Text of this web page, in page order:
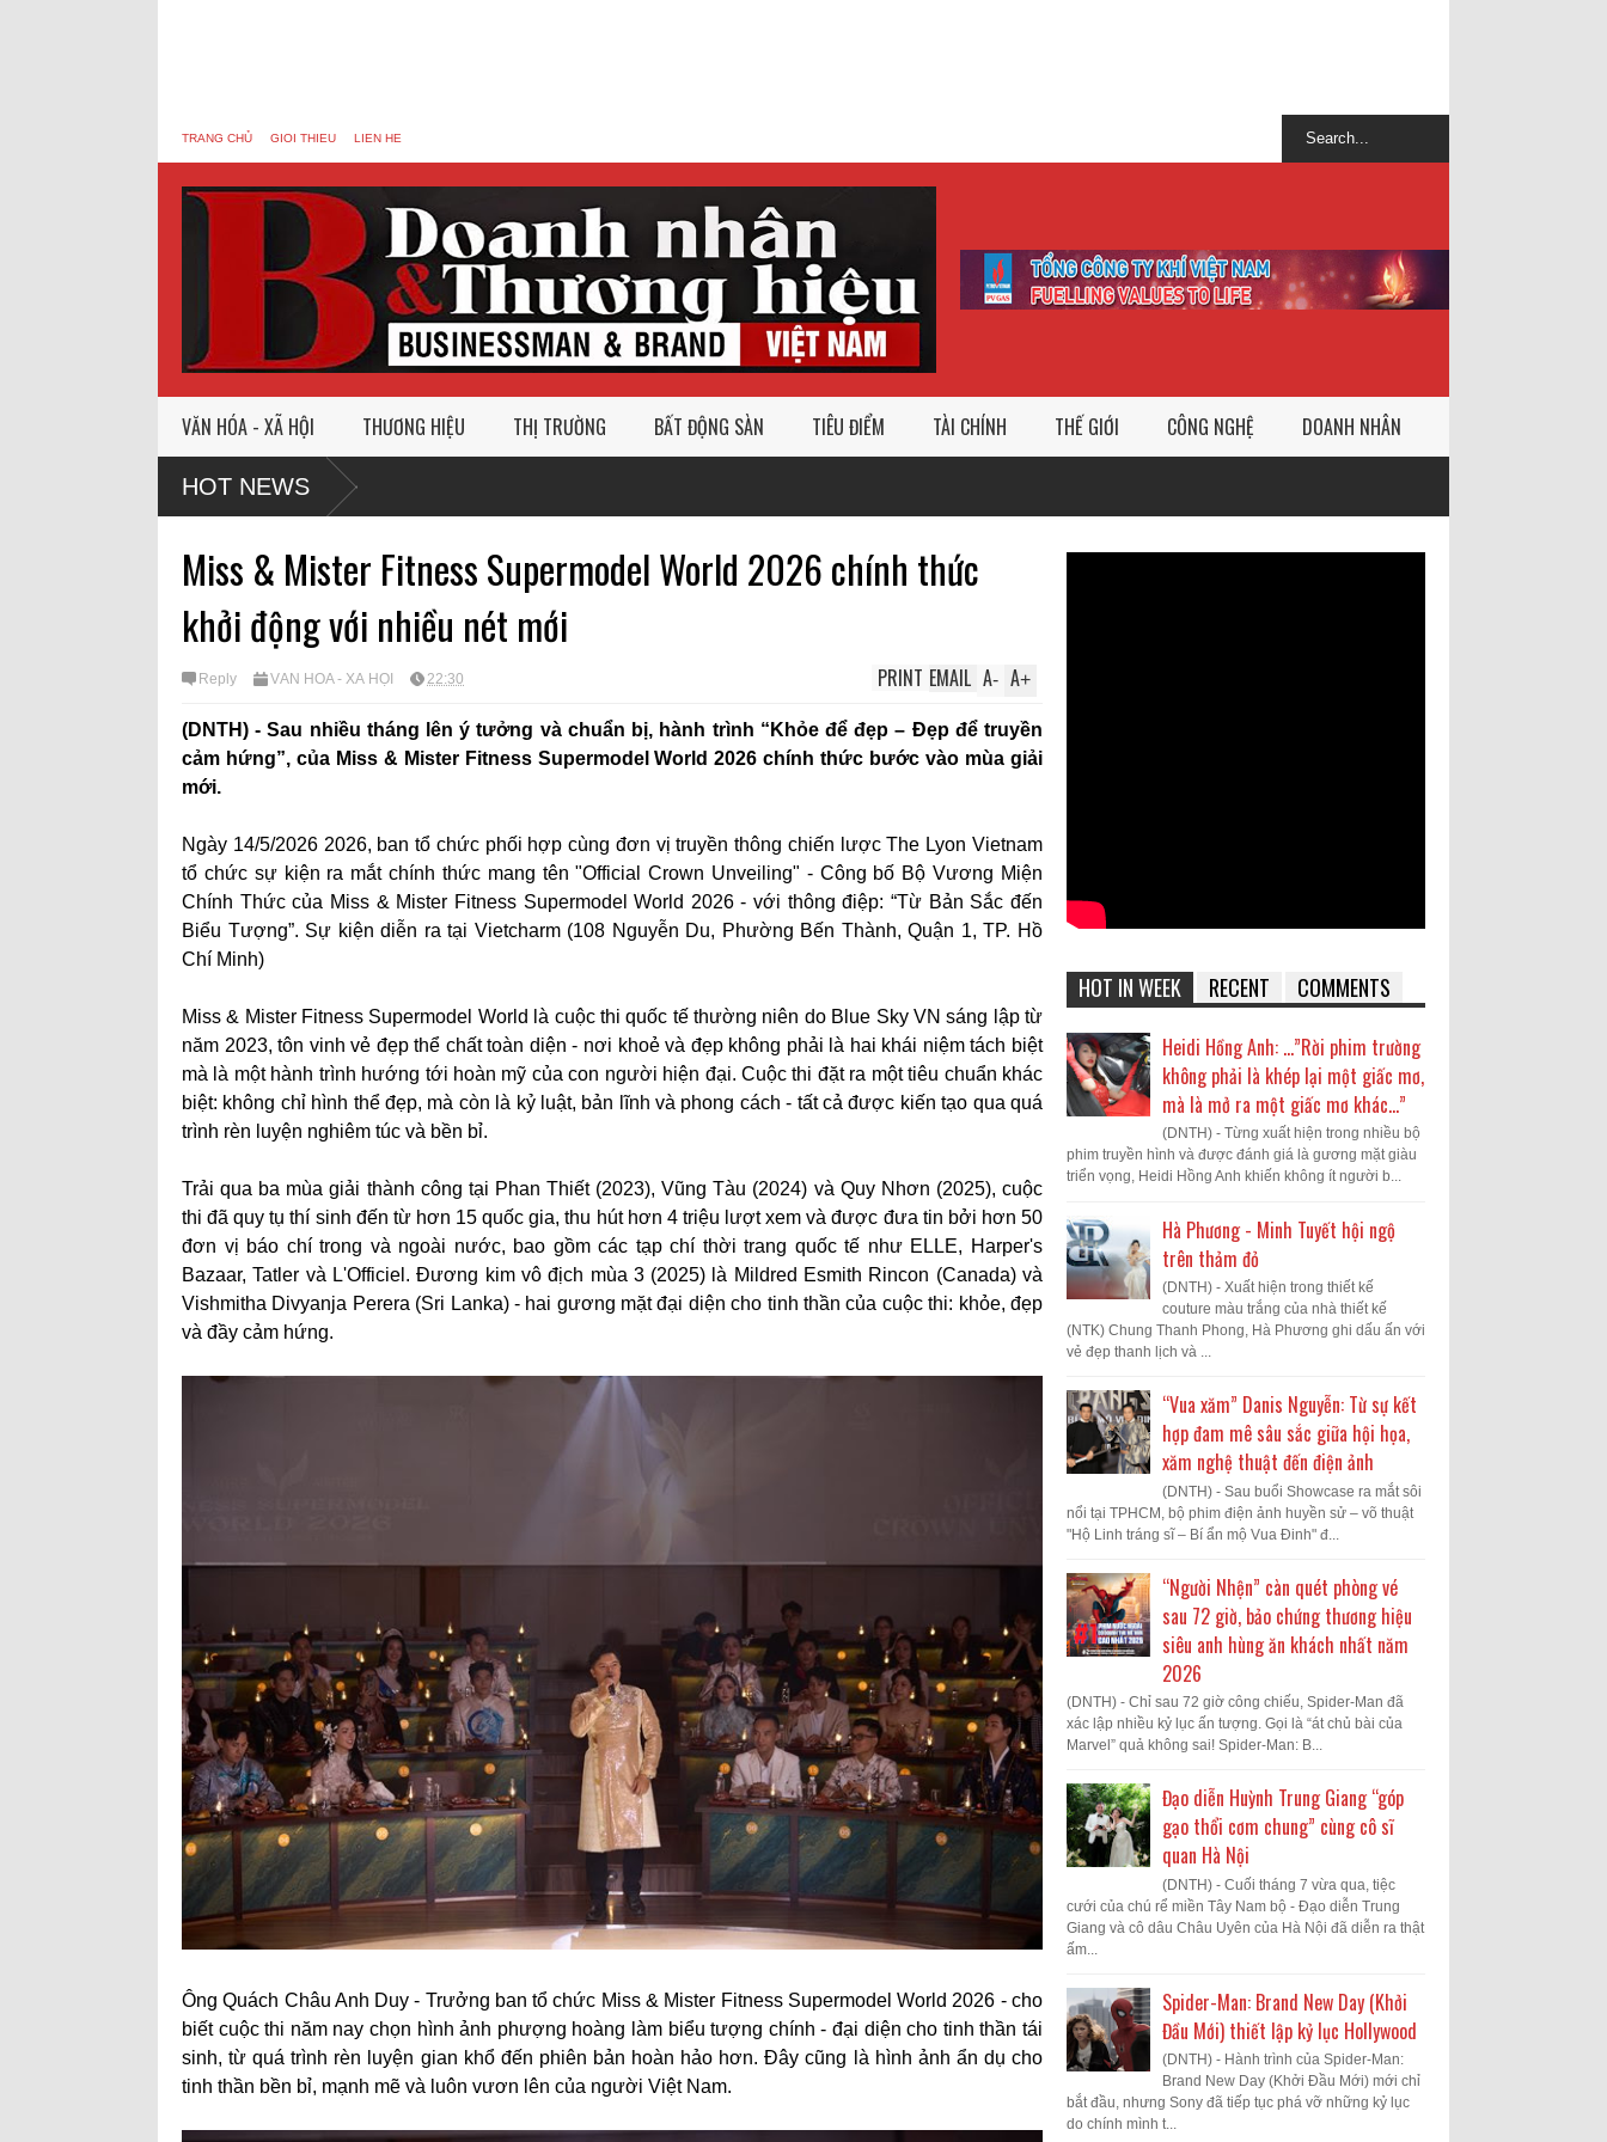
TRANG CHỦ GIOI THIEU LIEN HE
VĂN HÓA - XÃ HỘI THƯƠNG HIỆU THỊ TRƯỜNG BẤT ĐỘNG SÀN TIÊU ĐIỂM TÀI CHÍNH THẾ GIỚI CÔNG NGHỆ DOANH NHÂN
HOT NEWS
Miss & Mister Fitness Supermodel World 2026 chính thức
khởi động với nhiều nét mới
Reply VĂN HÓA - XÃ HỘI 22:30 A+
A-
EMAIL
PRINT
(DNTH) - Sau nhiều tháng lên ý tưởng và chuẩn bị, hành trình “Khỏe để đẹp – Đẹp để truyền
cảm hứng”, của Miss & Mister Fitness Supermodel World 2026 chính thức bước vào mùa giải
mới.
Ngày 14/5/2026 2026, ban tổ chức phối hợp cùng đơn vị truyền thông chiến lược The Lyon Vietnam
tổ chức sự kiện ra mắt chính thức mang tên "Official Crown Unveiling" - Công bố Bộ Vương Miện
Chính Thức của Miss & Mister Fitness Supermodel World 2026 - với thông điệp: “Từ Bản Sắc đến
Biểu Tượng”. Sự kiện diễn ra tại Vietcharm (108 Nguyễn Du, Phường Bến Thành, Quận 1, TP. Hồ
Chí Minh)
Miss & Mister Fitness Supermodel World là cuộc thi quốc tế thường niên do Blue Sky VN sáng lập từ
năm 2023, tôn vinh vẻ đẹp thể chất toàn diện - nơi khoẻ và đẹp không phải là hai khái niệm tách biệt
mà là một hành trình hướng tới hoàn mỹ của con người hiện đại. Cuộc thi đặt ra một tiêu chuẩn khác
biệt: không chỉ hình thể đẹp, mà còn là kỷ luật, bản lĩnh và phong cách - tất cả được kiến tạo qua quá
trình rèn luyện nghiêm túc và bền bỉ.
Trải qua ba mùa giải thành công tại Phan Thiết (2023), Vũng Tàu (2024) và Quy Nhơn (2025), cuộc
thi đã quy tụ thí sinh đến từ hơn 15 quốc gia, thu hút hơn 4 triệu lượt xem và được đưa tin bởi hơn 50
đơn vị báo chí trong và ngoài nước, bao gồm các tạp chí thời trang quốc tế như ELLE, Harper's
Bazaar, Tatler và L'Officiel. Đương kim vô địch mùa 3 (2025) là Mildred Esmith Rincon (Canada) và
Vishmitha Divyanja Perera (Sri Lanka) - hai gương mặt đại diện cho tinh thần của cuộc thi: khỏe, đẹp
và đầy cảm hứng.
Ông Quách Châu Anh Duy - Trưởng ban tổ chức Miss & Mister Fitness Supermodel World 2026 - cho
biết cuộc thi năm nay chọn hình ảnh phượng hoàng làm biểu tượng chính - đại diện cho tinh thần tái
sinh, từ quá trình rèn luyện gian khổ đến phiên bản hoàn hảo hơn. Đây cũng là hình ảnh ẩn dụ cho
tinh thần bền bỉ, mạnh mẽ và luôn vươn lên của người Việt Nam.
HOT IN WEEK RECENT COMMENTS
Heidi Hồng Anh: …”Rời phim trường
không phải là khép lại một giấc mơ,
mà là mở ra một giấc mơ khác...”
(DNTH) - Từng xuất hiện trong nhiều bộ
phim truyền hình và được đánh giá là gương mặt giàu
triển vọng, Heidi Hồng Anh khiến không ít người b...
Hà Phương - Minh Tuyết hội ngộ
trên thảm đỏ
(DNTH) - Xuất hiện trong thiết kế
couture màu trắng của nhà thiết kế
(NTK) Chung Thanh Phong, Hà Phương ghi dấu ấn với
vẻ đẹp thanh lịch và ...
“Vua xăm” Danis Nguyễn: Từ sự kết
hợp đam mê sâu sắc giữa hội họa,
xăm nghệ thuật đến điện ảnh
(DNTH) - Sau buổi Showcase ra mắt sôi
nổi tại TPHCM, bộ phim điện ảnh huyền sử – võ thuật
"Hộ Linh tráng sĩ – Bí ẩn mộ Vua Đinh" đ...
“Người Nhện” càn quét phòng vé
sau 72 giờ, bảo chứng thương hiệu
siêu anh hùng ăn khách nhất năm
2026
(DNTH) - Chỉ sau 72 giờ công chiếu, Spider-Man đã
xác lập nhiều kỷ lục ấn tượng. Gọi là “át chủ bài của
Marvel” quả không sai! Spider-Man: B...
Đạo diễn Huỳnh Trung Giang “góp
gạo thổi cơm chung” cùng cô sĩ
quan Hà Nội
(DNTH) - Cuối tháng 7 vừa qua, tiệc
cưới của chú rể miền Tây Nam bộ - Đạo diễn Trung
Giang và cô dâu Châu Uyên của Hà Nội đã diễn ra thật
ấm...
Spider-Man: Brand New Day (Khởi
Đầu Mới) thiết lập kỷ lục Hollywood
(DNTH) - Hành trình của Spider-Man:
Brand New Day (Khởi Đầu Mới) mới chỉ
bắt đầu, nhưng Sony đã tiếp tục phá vỡ những kỷ lục
do chính mình t...